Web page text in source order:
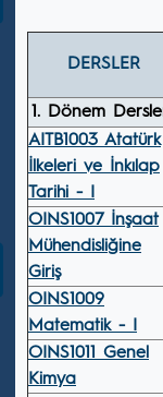
DERSLER
1. Dönem
AITB1003 Atatürk
İlkeleri ve İnkılap
Tarihi - I
OINS1007 İnşaat
Mühendisliğine
Giriş
OINS1009
Matematik - I
OINS1011 Genel
Kimya